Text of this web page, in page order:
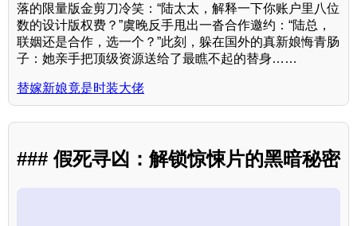
落的限量版金剪刀冷笑：“陆太太，解释一下你账户里八位
数的设计版权费？”虞晚反手甩出一沓合作邀约：“陆总，
联姻还是合作，选一个？”此刻，躲在国外的真新娘悔青肠
子：她亲手把顶级资源送给了最瞧不起的替身……
替嫁新娘竟是时装大佬
### 假死寻凶：解锁惊悚片的黑暗秘密